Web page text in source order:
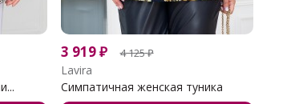
3 919₽ 4 125₽
Lavira
Симпатичная женская туника